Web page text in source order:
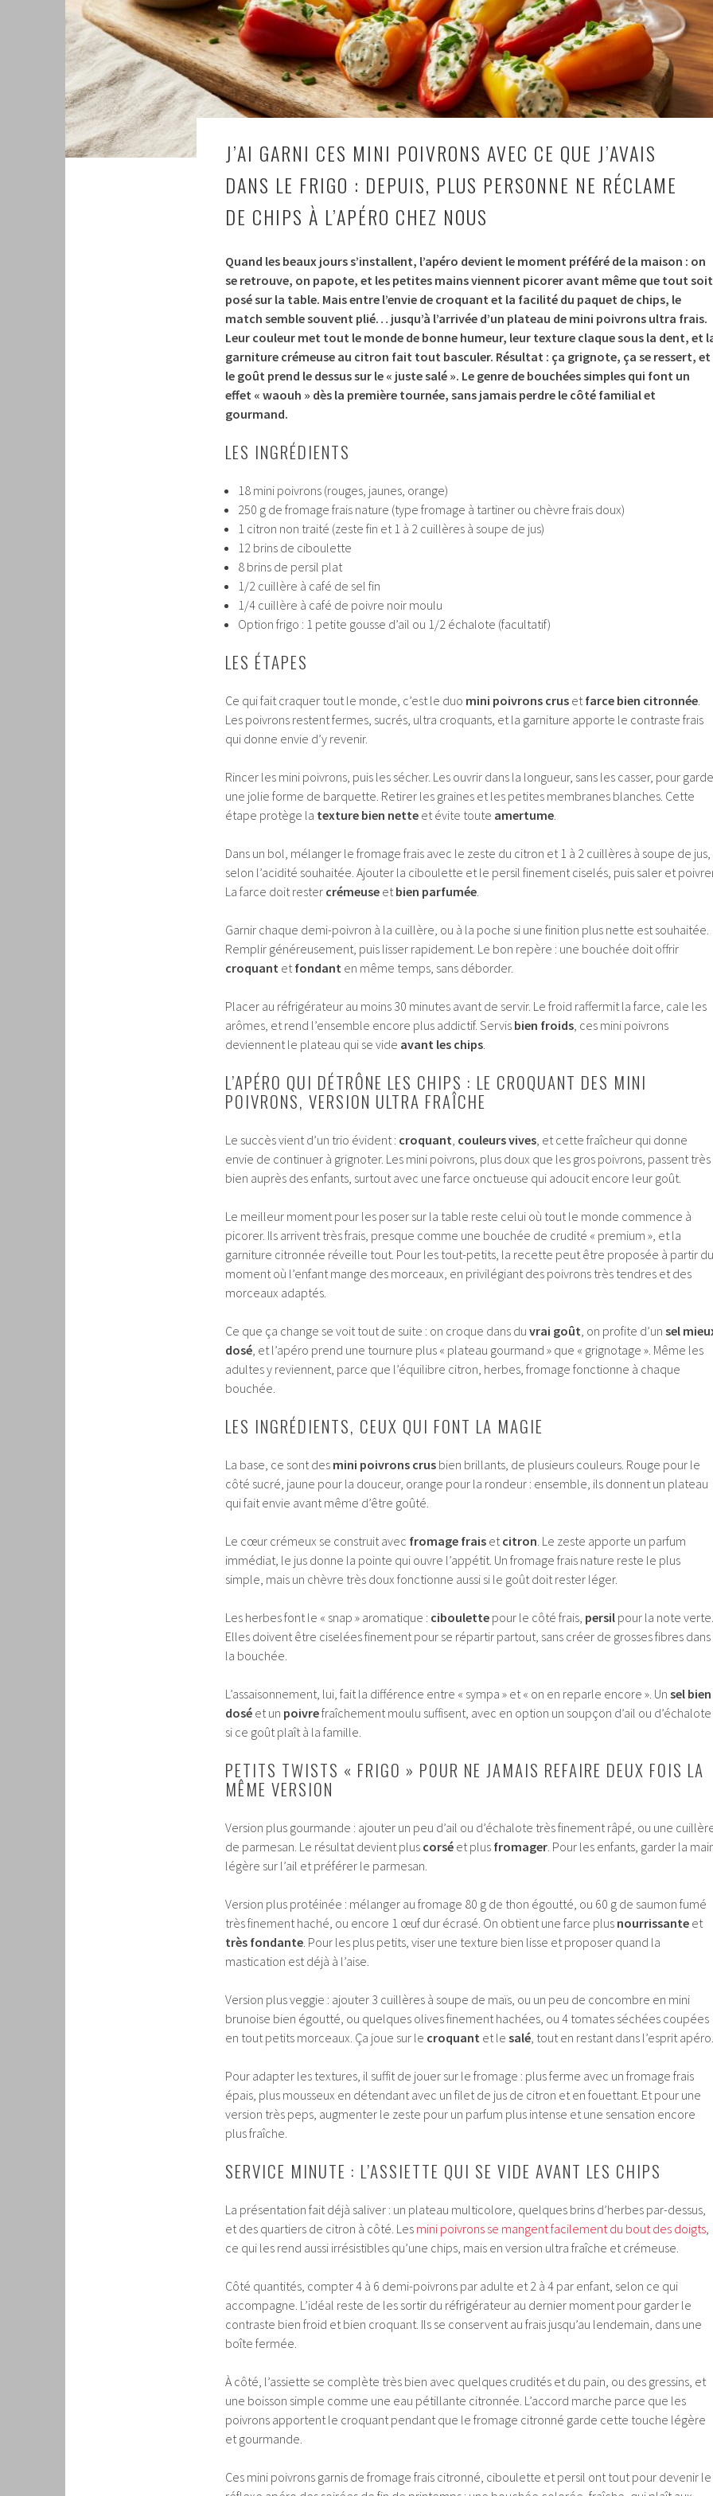
J’AI GARNI CES MINI POIVRONS AVEC CE QUE J’AVAIS
DANS LE FRIGO : DEPUIS, PLUS PERSONNE NE RÉCLAME
DE CHIPS À L’APÉRO CHEZ NOUS
Quand les beaux jours s’installent, l’apéro devient le moment préféré de la maison : on
se retrouve, on papote, et les petites mains viennent picorer avant même que tout soit
posé sur la table. Mais entre l’envie de croquant et la facilité du paquet de chips, le
match semble souvent plié… jusqu’à l’arrivée d’un plateau de mini poivrons ultra frais.
Leur couleur met tout le monde de bonne humeur, leur texture claque sous la dent, et
garniture crémeuse au citron fait tout basculer. Résultat : ça grignote, ça se ressert, et
le goût prend le dessus sur le « juste salé ». Le genre de bouchées simples qui font un
effet « waouh » dès la première tournée, sans jamais perdre le côté familial et
gourmand.
LES INGRÉDIENTS
18 mini poivrons (rouges, jaunes, orange)
250 g de fromage frais nature (type fromage à tartiner ou chèvre frais doux)
1 citron non traité (zeste fin et 1 à 2 cuillères à soupe de jus)
12 brins de ciboulette
8 brins de persil plat
1/2 cuillère à café de sel fin
1/4 cuillère à café de poivre noir moulu
Option frigo : 1 petite gousse d’ail ou 1/2 échalote (facultatif)
LES ÉTAPES
Ce qui fait craquer tout le monde, c’est le duo mini poivrons crus et farce bien citronnée
Les poivrons restent fermes, sucrés, ultra croquants, et la garniture apporte le contraste frais
qui donne envie d’y revenir.
Rincer les mini poivrons, puis les sécher. Les ouvrir dans la longueur, sans les casser, pour
une jolie forme de barquette. Retirer les graines et les petites membranes blanches. Cette
étape protège la texture bien nette et évite toute amertume
Dans un bol, mélanger le fromage frais avec le zeste du citron et 1 à 2 cuillères à soupe de jus,
selon l’acidité souhaitée. Ajouter la ciboulette et le persil finement ciselés, puis saler et
La farce doit rester crémeuse et bien parfumée
Garnir chaque demi-poivron à la cuillère, ou à la poche si une finition plus nette est souhaitée.
Remplir généreusement, puis lisser rapidement. Le bon repère : une bouchée doit offrir
croquant et fondant en même temps, sans déborder.
Placer au réfrigérateur au moins 30 minutes avant de servir. Le froid raffermit la farce, cale les
arômes, et rend l’ensemble encore plus addictif. Servis bien froids , ces mini poivrons
deviennent le plateau qui se vide avant les chips
L’APÉRO QUI DÉTRÔNE LES CHIPS : LE CROQUANT DES MINI
POIVRONS, VERSION ULTRA FRAÎCHE
Le succès vient d’un trio évident : croquant couleurs vives , et cette fraîcheur qui donne
envie de continuer à grignoter. Les mini poivrons, plus doux que les gros poivrons, passent très
bien auprès des enfants, surtout avec une farce onctueuse qui adoucit encore leur goût.
Le meilleur moment pour les poser sur la table reste celui où tout le monde commence à
picorer. Ils arrivent très frais, presque comme une bouchée de crudité « premium », et la
garniture citronnée réveille tout. Pour les tout-petits, la recette peut être proposée à partir du
moment où l’enfant mange des morceaux, en privilégiant des poivrons très tendres et des
morceaux adaptés.
Ce que ça change se voit tout de suite : on croque dans du vrai goût , on profite d’un sel
dosé , et l’apéro prend une tournure plus « plateau gourmand » que « grignotage ». Même les
adultes y reviennent, parce que l’équilibre citron, herbes, fromage fonctionne à chaque
bouchée.
LES INGRÉDIENTS, CEUX QUI FONT LA MAGIE
La base, ce sont des mini poivrons crus bien brillants, de plusieurs couleurs. Rouge pour le
côté sucré, jaune pour la douceur, orange pour la rondeur : ensemble, ils donnent un plateau
qui fait envie avant même d’être goûté.
Le cœur crémeux se construit avec fromage frais et citron . Le zeste apporte un parfum
immédiat, le jus donne la pointe qui ouvre l’appétit. Un fromage frais nature reste le plus
simple, mais un chèvre très doux fonctionne aussi si le goût doit rester léger.
Les herbes font le « snap » aromatique : ciboulette pour le côté frais, persil pour la note verte.
Elles doivent être ciselées finement pour se répartir partout, sans créer de grosses fibres dans
la bouchée.
L’assaisonnement, lui, fait la différence entre « sympa » et « on en reparle encore ». Un sel bien
dosé et un poivrefraîchement moulu suffisent, avec en option un soupçon d’ail ou d’échalote
si ce goût plaît à la famille.
PETITS TWISTS « FRIGO » POUR NE JAMAIS REFAIRE DEUX FOIS LA
MÊME VERSION
Version plus gourmande : ajouter un peu d’ail ou d’échalote très finement râpé, ou une
de parmesan. Le résultat devient plus corsé et plus fromager . Pour les enfants, garder la
légère sur l’ail et préférer le parmesan.
Version plus protéinée : mélanger au fromage 80 g de thon égoutté, ou 60 g de saumon fumé
très finement haché, ou encore 1 œuf dur écrasé. On obtient une farce plus nourrissante et
très fondante . Pour les plus petits, viser une texture bien lisse et proposer quand la
mastication est déjà à l’aise.
Version plus veggie : ajouter 3 cuillères à soupe de maïs, ou un peu de concombre en mini
brunoise bien égoutté, ou quelques olives finement hachées, ou 4 tomates séchées coupées
en tout petits morceaux. Ça joue sur le croquant et le salé , tout en restant dans l’esprit apéro.
Pour adapter les textures, il suffit de jouer sur le fromage : plus ferme avec un fromage frais
épais, plus mousseux en détendant avec un filet de jus de citron et en fouettant. Et pour une
version très peps, augmenter le zeste pour un parfum plus intense et une sensation encore
plus fraîche.
SERVICE MINUTE : L’ASSIETTE QUI SE VIDE AVANT LES CHIPS
La présentation fait déjà saliver : un plateau multicolore, quelques brins d’herbes par-dessus,
et des quartiers de citron à côté. Les mini poivrons se mangent facilement du bout des doigts
ce qui les rend aussi irrésistibles qu’une chips, mais en version ultra fraîche et crémeuse.
Côté quantités, compter 4 à 6 demi-poivrons par adulte et 2 à 4 par enfant, selon ce qui
accompagne. L’idéal reste de les sortir du réfrigérateur au dernier moment pour garder le
contraste bien froid et bien croquant. Ils se conservent au frais jusqu’au lendemain, dans une
boîte fermée.
À côté, l’assiette se complète très bien avec quelques crudités et du pain, ou des gressins, et
une boisson simple comme une eau pétillante citronnée. L’accord marche parce que les
poivrons apportent le croquant pendant que le fromage citronné garde cette touche légère
et gourmande.
Ces mini poivrons garnis de fromage frais citronné, ciboulette et persil ont tout pour devenir le